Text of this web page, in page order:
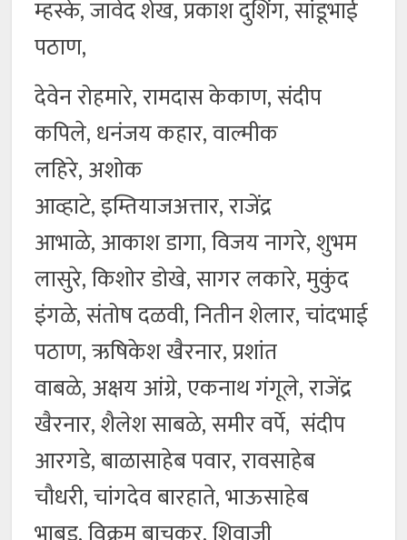
म्हस्के, जावेद शेख, प्रकाश दुशिंग, सांडूभाई
पठाण,
देवेन रोहमारे, रामदास केकाण, संदीप
कपिले, धनंजय कहार, वाल्मीक
लहिरे, अशोक
आव्हाटे, इम्तियाजअत्तार, राजेंद्र
आभाळे, आकाश डागा, विजय नागरे, शुभम
लासुरे, किशोर डोखे, सागर लकारे, मुकुंद
इंगळे, संतोष दळवी, नितीन शेलार, चांदभाई
पठाण, ऋषिकेश खैरनार, प्रशांत
वाबळे, अक्षय आंग्रे, एकनाथ गंगूले, राजेंद्र
खैरनार, शैलेश साबळे, समीर वर्पे, संदीप
आरगडे, बाळासाहेब पवार, रावसाहेब
चौधरी, चांगदेव बारहाते, भाऊसाहेब